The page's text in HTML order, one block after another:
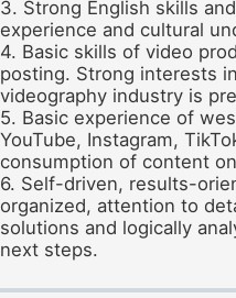
3. Strong English skills
experience and cultural
4. Basic skills of video
posting. Strong interests
videography industry is
5. Basic experience of
YouTube, Instagram,
consumption of content
6. Self-driven, results-
organized, attention to
solutions and logically
next steps.